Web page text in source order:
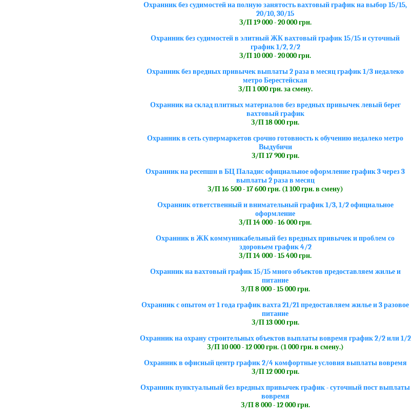
Охранник без судимостей на полную занятость вахтовый график на выбор 15/15,
20/10, 30/15
З/П 19 000 - 20 000 грн.
Охранник без судимостей в элитный ЖК вахтовый график 15/15 и суточный
график 1/2, 2/2
З/П 10 000 - 20 000 грн.
Охранник без вредных привычек выплаты 2 раза в месяц график 1/3 недалеко
метро Берестейская
З/П 1 000 грн. за смену.
Охранник на склад плитных материалов без вредных привычек левый берег
вахтовый график
З/П 18 000 грн.
Охранник в сеть супермаркетов срочно готовность к обучению недалеко метро
Выдубичи
З/П 17 900 грн.
Охранник на ресепшн в БЦ Паладис официальное оформление график 3 через 3
выплаты 2 раза в месяц
З/П 16 500 - 17 600 грн. (1 100 грн. в смену)
Охранник ответственный и внимательный график 1/3, 1/2 официальное
оформление
З/П 14 000 - 16 000 грн.
Охранник в ЖК коммуникабельный без вредных привычек и проблем со
здоровьем график 4/2
З/П 14 000 - 15 400 грн.
Охранник на вахтовый график 15/15 много объектов предоставляем жилье и
питание
З/П 8 000 - 15 000 грн.
Охранник с опытом от 1 года график вахта 21/21 предоставляем жилье и 3 разовое
питание
З/П 13 000 грн.
Охранник на охрану строительных объектов выплаты вовремя график 2/2 или 1/2
З/П 10 000 - 12 000 грн. (1 000 грн. в смену.)
Охранник в офисный центр график 2/4 комфортные условия выплаты вовремя
З/П 12 000 грн.
Охранник пунктуальный без вредных привычек график - суточный пост выплаты
вовремя
З/П 8 000 - 12 000 грн.